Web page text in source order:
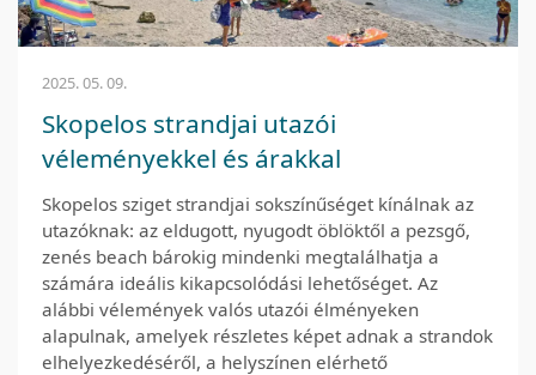
2025. 05. 09.
Skopelos strandjai utazói
véleményekkel és árakkal
Skopelos sziget strandjai sokszínűséget kínálnak az
utazóknak: az eldugott, nyugodt öblöktől a pezsgő,
zenés beach bárokig mindenki megtalálhatja a
számára ideális kikapcsolódási lehetőséget. Az
alábbi vélemények valós utazói élményeken
alapulnak, amelyek részletes képet adnak a strandok
elhelyezkedéséről, a helyszínen elérhető